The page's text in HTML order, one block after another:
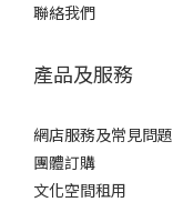
聯絡我們
產品及服務
網店服務及常見問題
團體訂購
文化空間租用